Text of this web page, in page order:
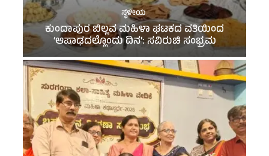
ಸ್ಥಳೀಯ
ಕುಂದಾಪುರ ಬಿಲ್ಲವ ಮಹಿಳಾ ಘಟಕದ ವತಿಯಿಂದ
‘ಆಷಾಢದಲ್ಲೊಂದು ದಿನ’: ಸವಿರುಚಿ ಸಂಭ್ರಮ